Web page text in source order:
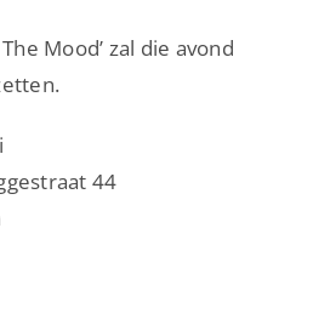
Mood’ zal die avond
44